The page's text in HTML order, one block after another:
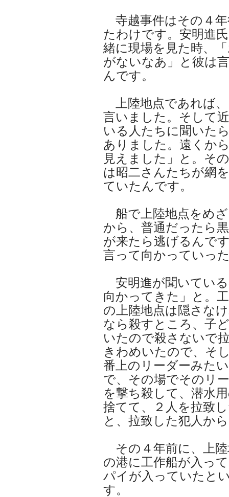
寺越事件はその４
たわけです。安明進
緒に現場を見た時、
がないなあ」と彼は
んです。
上陸地点であれば
言いました。そして
いる人たちに聞いた
ありました。遠くか
見えました」と。そ
は昭二さんたちが網
ていたんです。
船で上陸地点をめ
から、普通だったら
が来たら逃げるんで
言って向かっていっ
安明進が聞いてい
向かってきた」と。
の上陸地点は隠さな
なら殺すところ、子
いたので殺さないで
きわめいたので、そ
番上のリーダーみた
で、その場でそのリ
を撃ち殺して、潜水
捨てて、２人を拉致
と、拉致した犯人か
その４年前に、上
の港に工作船が入っ
パイが入っていたと
す。